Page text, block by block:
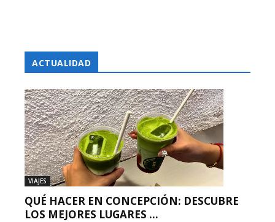
ACTUALIDAD
VIAJES
QUÉ HACER EN CONCEPCIÓN: DESCUBRE
LOS MEJORES LUGARES ...